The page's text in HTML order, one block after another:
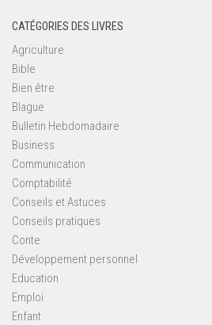
CATÉGORIES DES LIVRES
Agriculture
Bible
Bien être
Blague
Bulletin Hebdomadaire
Business
Communication
Comptabilité
Conseils et Astuces
Conseils pratiques
Conte
Développement personnel
Education
Emploi
Enfant